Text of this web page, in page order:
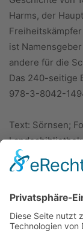
Harms, der
ist
andere für die
Das 240-seitige
978-3-8042-
Text: Sörnsen;
Landesbibliothek